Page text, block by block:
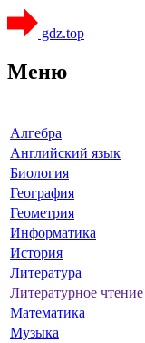
gdz.top
Меню
Алгебра
Английский язык
Биология
География
Геометрия
Информатика
История
Литература
Литературное чтение
Математика
Музыка